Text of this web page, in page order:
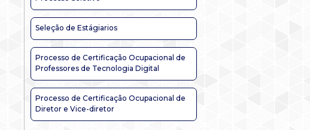
Seleção de Estágiarios
Processo de Certificação Ocupacional de
Professores de Tecnologia Digital
Processo de Certificação Ocupacional de
Diretor e Vice-diretor